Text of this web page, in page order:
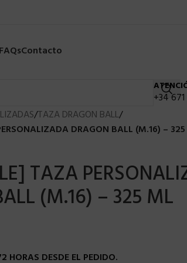
FAQsContacto
+34
/TAZA DRAGON BALL/
DRAGON BALL (M.16) –
TAZA
(M.16) – 325 ML
HORAS DESDE EL PEDIDO.